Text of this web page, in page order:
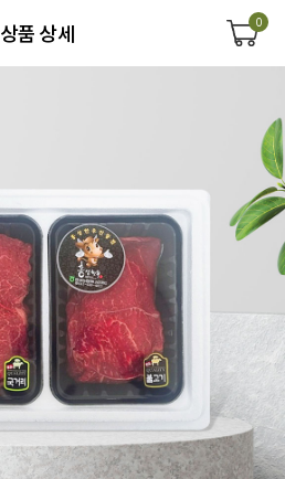
상품 상세 0